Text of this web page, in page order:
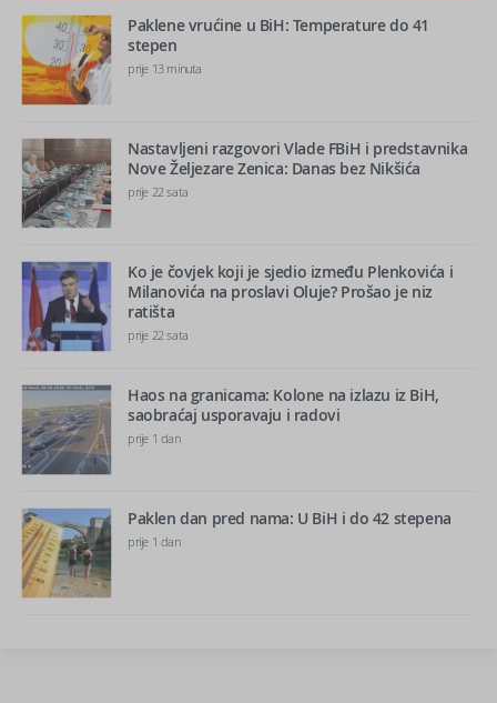
Paklene vrućine u BiH: Temperature do 41
stepen
prije 13 minuta
Nastavljeni razgovori Vlade FBiH i predstavnika
Nove Željezare Zenica: Danas bez Nikšića
prije 22 sata
Ko je čovjek koji je sjedio između Plenkovića i
Milanovića na proslavi Oluje? Prošao je niz
ratišta
prije 22 sata
Haos na granicama: Kolone na izlazu iz BiH,
saobraćaj usporavaju i radovi
prije 1 dan
Paklen dan pred nama: U BiH i do 42 stepena
prije 1 dan